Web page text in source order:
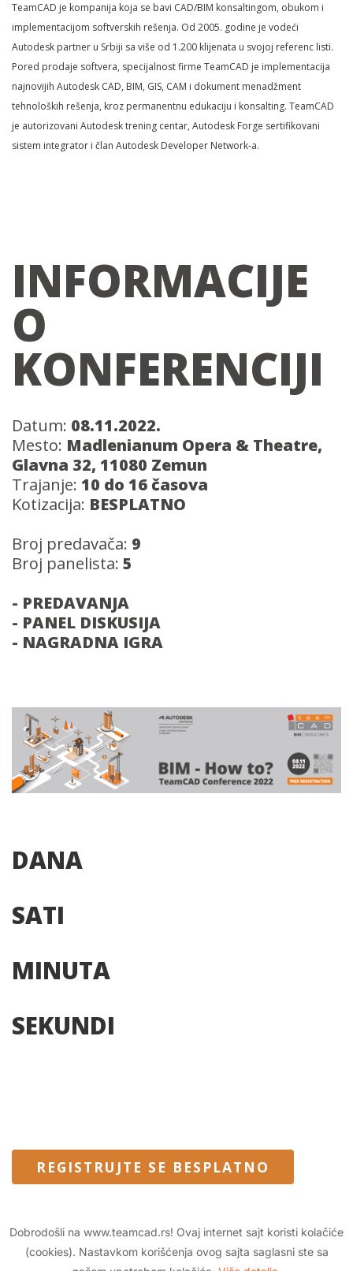
TeamCAD je kompanija koja se bavi CAD/BIM konsaltingom, obukom i
implementacijom softverskih rešenja. Od 2005. godine je vodeći
Autodesk partner u Srbiji sa više od 1.200 klijenata u svojoj referenc listi.
Pored prodaje softvera, specijalnost firme TeamCAD je implementacija
najnovijih Autodesk CAD, BIM, GIS, CAM i dokument menadžment
tehnoloških rešenja, kroz permanentnu edukaciju i konsalting. TeamCAD
je autorizovani Autodesk trening centar, Autodesk Forge sertifikovani
sistem integrator i član Autodesk Developer Network-a.
INFORMACIJE
O
KONFERENCIJI
Datum: 08.11.2022.
Mesto: Madlenianum Opera & Theatre,
Glavna 32, 11080 Zemun
Trajanje: 10 do 16 časova
Kotizacija: BESPLATNO
Broj predavača: 9
Broj panelista: 5
- PREDAVANJA
- PANEL DISKUSIJA
- NAGRADNA IGRA
DANA
SATI
MINUTA
SEKUNDI
REGISTRUJTE SE BESPLATNO
© 2026 TeamCAD d.o.o. Sva prava su zadržana.
Dobrodošli na www.teamcad.rs! Ovaj internet sajt koristi kolačiće
(cookies). Nastavkom korišćenja ovog sajta saglasni ste sa